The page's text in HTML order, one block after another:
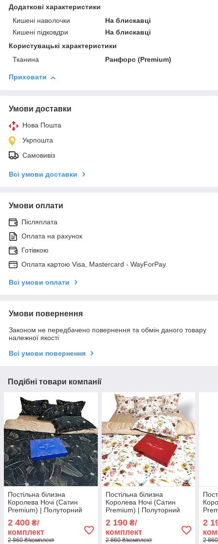
Додаткові характеристики
Кишені наволочки
На блискавці
Кишені підковдри
На блискавці
Користувацькi характеристики
Тканина
Ранфорс (Premium)
Приховати
Умови доставки
Нова Пошта
Укрпошта
Самовивіз
Всі умови доставки
Умови оплати
Післяплата
Оплата на рахунок
Готівкою
Оплата картою Visa, Mastercard - WayForPay
Всі умови оплати
Умови повернення
Законом не передбачено повернення та обмін даного товару
належної якості
Всі умови повернення
Подібні товари компанії
Постільна білизна
Королева Ночі (Сатин
Premium) | Полуторний
Рослини на чорному та
бежевому
2 400 ₴/
комплект
2 860 ₴/комплект
Постільна білизна
Королева Ночі (Сатин
Premium) | Полуторний
білому та бежевому
2 190₴/
комплект
2 860 ₴/комплект
2
2